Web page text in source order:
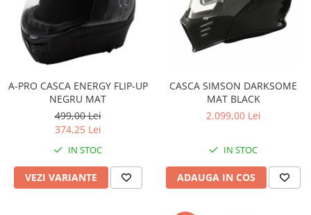
A-PRO CASCA ENERGY FLIP-UP
NEGRU MAT
499,00 Lei
374,25 Lei
IN STOC
VEZI VARIANTE
CASCA SIMSON DARKSOME
MAT BLACK
2.099,00 Lei
IN STOC
ADAUGA IN COS